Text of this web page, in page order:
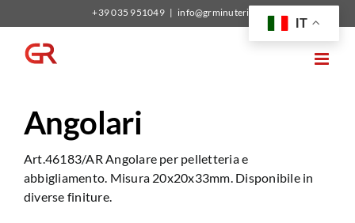
al
contenuto
+39 035 951049 | info@grminuterie.it
Angolari
Art.46183/AR Angolare per pelletteria e
abbigliamento. Misura 20x20x33mm. Disponibile in
diverse finiture.
IT